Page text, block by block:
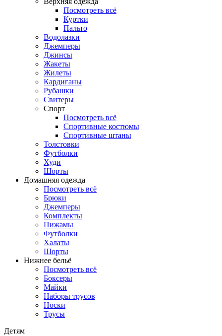
Посмотреть всё
Куртки
Пальто
Водолазки
Джемперы
Джинсы
Жакеты
Жилеты
Кардиганы
Рубашки
Свитеры
Спорт
Посмотреть всё
Спортивные костюмы
Спортивные штаны
Толстовки
Футболки
Худи
Шорты
Домашняя одежда
Посмотреть всё
Брюки
Джемперы
Комплекты
Пижамы
Футболки
Халаты
Шорты
Нижнее бельё
Посмотреть всё
Боксеры
Майки
Наборы трусов
Носки
Трусы
Детям